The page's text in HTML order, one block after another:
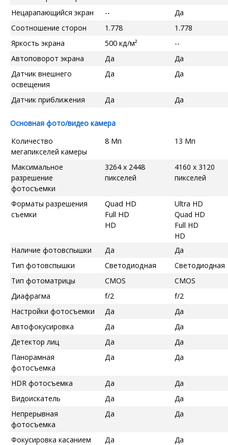
Нецарапающийся экран
--
Да
Соотношение сторон
1.778
1.778
Яркость экрана
500 кд/м²
--
Автоповорот экрана
Да
Да
Датчик внешнего
освещения
Да Да
Датчик приближения Да Да
Основная фото/видео камера
Количество
мегапикселей камеры
8 Мп 13 Мп
Максимальное
разрешение
фотосъемки
3264 x 2448
пикселей
4160 x 3120
пикселей
Форматы разрешения
съемки
Quad HD
Full HD
HD
Ultra HD
Quad HD
Full HD
HD
Наличие фотовспышки
Да
Да
Тип фотовспышки
Светодиодная
Светодиодная
Тип фотоматрицы
CMOS
CMOS
Диафрагма
f/2
f/2
Настройки фотосъемки
Да
Да
Автофокусировка
Да
Да
Детектор лиц
Да
Да
Панорамная
фотосъемка
Да Да
HDR фотосъемка Да
Да
Видоискатель
Да
Да
Непрерывная
фотосъемка
Да Да
Фокусировка касанием Да
Да